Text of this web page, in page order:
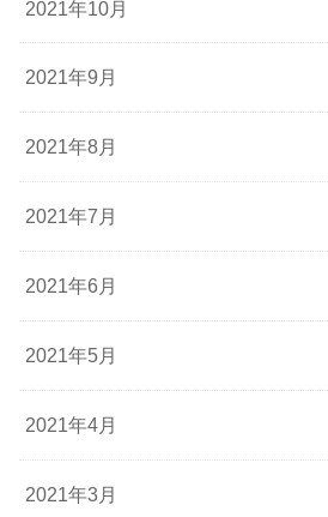
2021年10月
2021年9月
2021年8月
2021年7月
2021年6月
2021年5月
2021年4月
2021年3月